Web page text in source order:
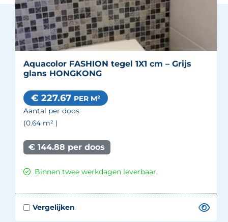
Aquacolor FASHION tegel 1X1 cm – Grijs
glans HONGKONG
€ 227.67 PER M²
Aantal per doos
(0.64 m² )
€ 144.88 per doos
Binnen twee werkdagen leverbaar.